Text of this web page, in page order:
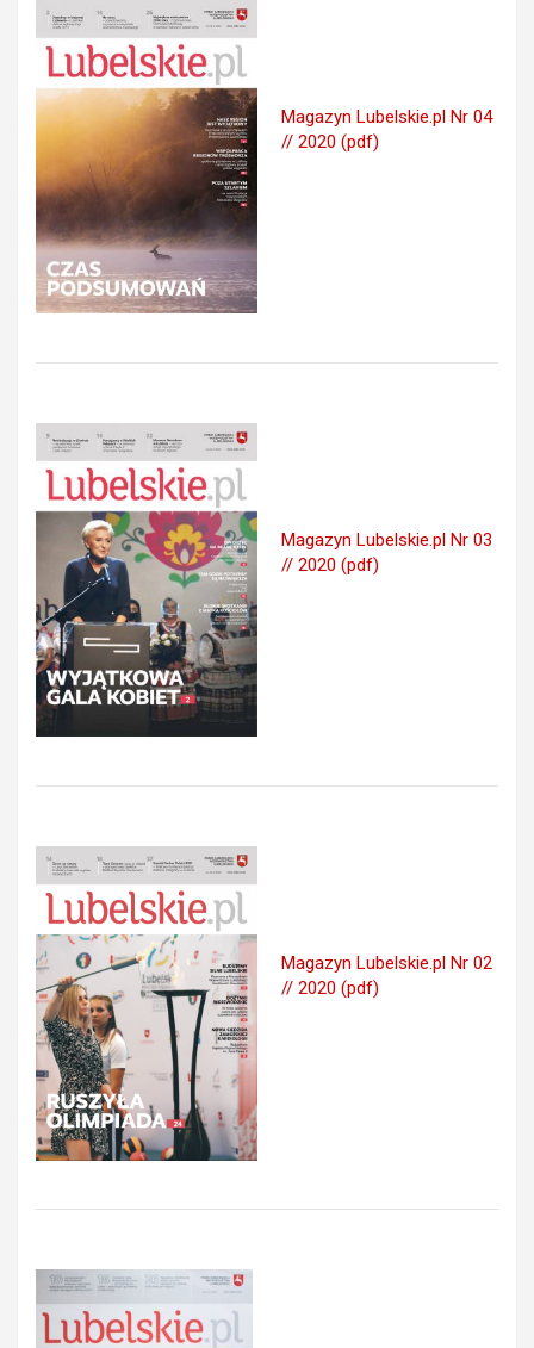
Magazyn Lubelskie.pl Nr 04
// 2020 (pdf)
Magazyn Lubelskie.pl Nr 03
// 2020 (pdf)
Magazyn Lubelskie.pl Nr 02
// 2020 (pdf)